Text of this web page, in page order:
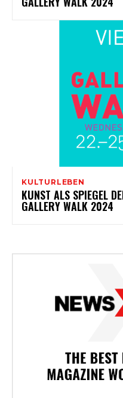
KULTURLEBEN
KUNST ALS SPIEGEL
GALLERY WALK 2024